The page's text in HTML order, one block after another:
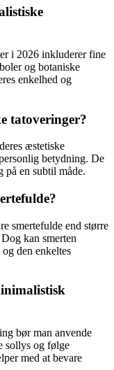
i 2026 inkluderer fine
og botaniske
enkelhed og
tatoveringer?
æstetiske
betydning. De
på en subtil måde.
smertefulde end større
kan smerten
den enkeltes
bør man anvende
sollys og følge
med at bevare